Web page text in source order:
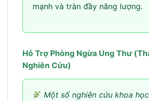
mạnh và tràn đầy năng lượng.
Hỗ Trợ Phòng Ngừa Ung Thư
Nghiên Cứu)
Một số nghiên cứu khoa